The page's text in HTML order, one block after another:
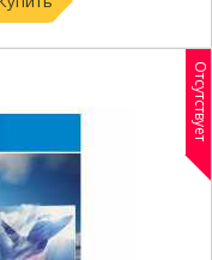
Отсутствует